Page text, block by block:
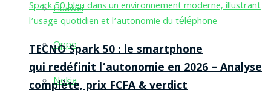
Huawei
Oppo
Nokia
TECNO Spark 50 : le smartphone
qui redéfinit l’autonomie en 2026 – Analyse
complète, prix FCFA & verdict